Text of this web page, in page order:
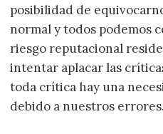
posibilidad de
normal y todos podemos
riesgo reputacional
intentar aplacar las
toda crítica hay una
debido a nuestros errores.